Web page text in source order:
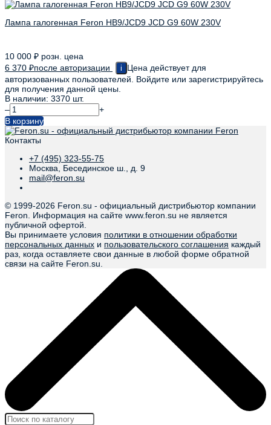
Лампа галогенная Feron HB9/JCD9 JCD G9 60W 230V
10 000 ₽ розн. цена
6 370 ₽после авторизации i
Цена действует для
авторизованных пользователей. Войдите или зарегистрируйтесь
для получения данной цены.
В наличии: 3370 шт.
–
+
В корзину
Контакты
+7 (495) 323-55-75
Москва, Бесединское ш., д. 9
mail@feron.su
© 1999-2026 Feron.su - официальный дистрибьютор компании
Feron. Информация на сайте www.feron.su не является
публичной офертой.
Вы принимаете условия политики в отношении обработки
персональных данных и пользовательского соглашения каждый
раз, когда оставляете свои данные в любой форме обратной
связи на сайте Feron.su.